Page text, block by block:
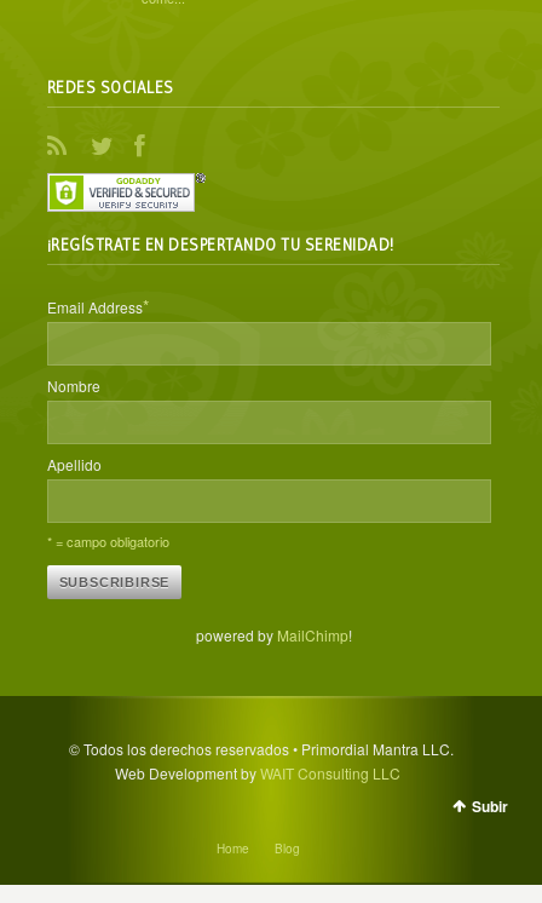
REDES SOCIALES
¡REGÍSTRATE EN DESPERTANDO TU SERENIDAD!
Email Address*
Nombre
Apellido
* = campo obligatorio
powered by MailChimp!
© Todos los derechos reservados • Primordial Mantra LLC.
Web Development byWAIT Consulting LLC
Subir
Home Blog